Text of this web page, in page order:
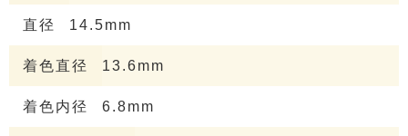
直径 14.5mm
着色直径 13.6mm
着色内径 6.8mm